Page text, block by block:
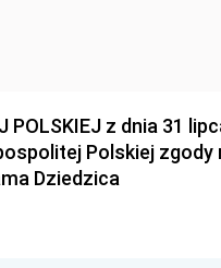
POLSKIEJ z dnia 31
Polskiej zgody
Dziedzica